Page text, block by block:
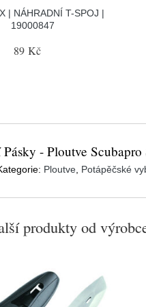
| NÁHRADNÍ T-SPOJ |
19000847
89 Kč
Pásky - Ploutve
Ploutve Potápěčské
produkty od